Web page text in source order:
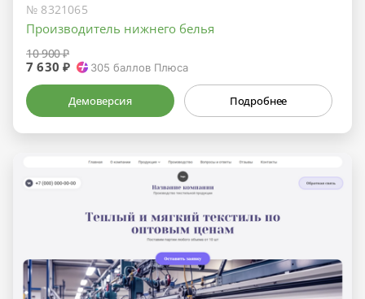
№ 8321065
Производитель нижнего белья
10 900 ₽
7 630 ₽ 305 баллов Плюса
Демоверсия Подробнее